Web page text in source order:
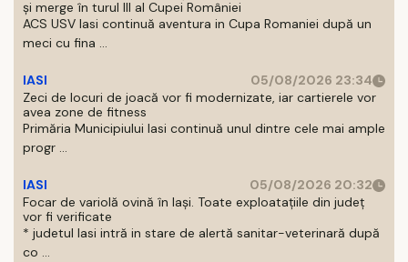
și merge în turul III al Cupei României
ACS USV Iasi continuă aventura in Cupa Romaniei după un
meci cu fina ...
IASI
05/08/2026 23:34
Zeci de locuri de joacă vor fi modernizate, iar cartierele vor
avea zone de fitness
Primăria Municipiului Iasi continuă unul dintre cele mai ample
progr ...
IASI
05/08/2026 20:32
Focar de variolă ovină în Iași. Toate exploatațiile din județ
vor fi verificate
* judetul Iasi intră in stare de alertă sanitar-veterinară după
co ...